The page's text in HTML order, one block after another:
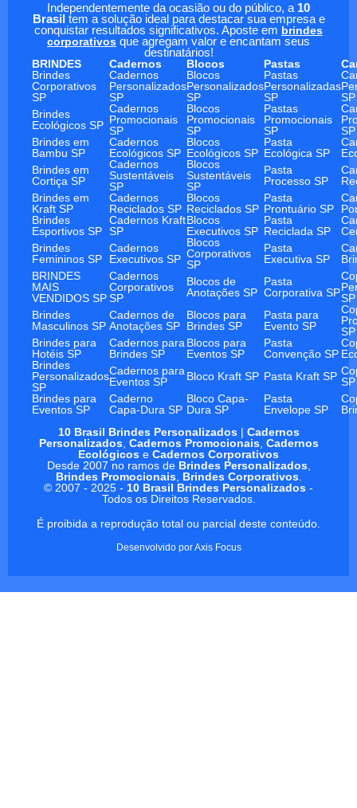
Independentemente da ocasião ou do público, a 10
Brasil tem a solução ideal para destacar sua empresa e
conquistar resultados significativos. Aposte em brindes
corporativos que agregam valor e encantam seus
destinatários!
BRINDES
Cadernos Blocos Pastas
Brindes
Corporativos
SP
Cadernos
Personalizados
SP
Blocos
Personalizados
SP
Pastas
Personalizadas
SP
SP
Brindes
Ecológicos SP
Cadernos
Promocionais
SP
Blocos
Promocionais
SP
Pastas
Promocionais
SP
SP
Brindes em
Bambu SP
Cadernos
Ecológicos SP
Blocos
Ecológicos SP
Pasta
Ecológica SP
Brindes em
Cortiça SP
Cadernos
Sustentáveis
SP
Blocos
Sustentáveis
SP
Pasta
Processo SP
Brindes em
Kraft SP
Cadernos
Reciclados SP
Blocos
Reciclados SP
Pasta
Prontuário SP
Brindes
Esportivos SP
Cadernos Kraft
SP
Blocos
Executivos SP
Pasta
Reciclada SP
Brindes
Femininos SP
Cadernos
Executivos SP
Blocos
Corporativos
SP
Pasta
Executiva SP
BRINDES
MAIS
VENDIDOS SP
Cadernos
Corporativos
SP
Blocos de
Anotações SP
Pasta
Corporativa SPSP
Brindes
Masculinos SP
Cadernos de
Anotações SP
Blocos para
Brindes SP
Pasta para
Evento SP
SP
Brindes para
Hotéis SP
Cadernos para
Brindes SP
Blocos para
Eventos SP
Pasta
Convenção SP
Brindes
Personalizados
SP
Cadernos para
Eventos SP
Bloco Kraft SP Pasta Kraft SP SP
Brindes para
Eventos SP
Caderno
Capa-Dura SP
Bloco Capa-
Dura SP
Pasta
Envelope SP
10 Brasil Brindes Personalizados| Cadernos
Personalizados, Cadernos Promocionais, Cadernos
Ecológicos e Cadernos Corporativos
Desde 2007 no ramos de Brindes Personalizados,
Brindes Promocionais, Brindes Corporativos.
© 2007 - 2025 - 10 Brasil Brindes Personalizados -
Todos os Direitos Reservados.
É proibida a reprodução total ou parcial deste conteúdo.
Desenvolvido porAxis Focus